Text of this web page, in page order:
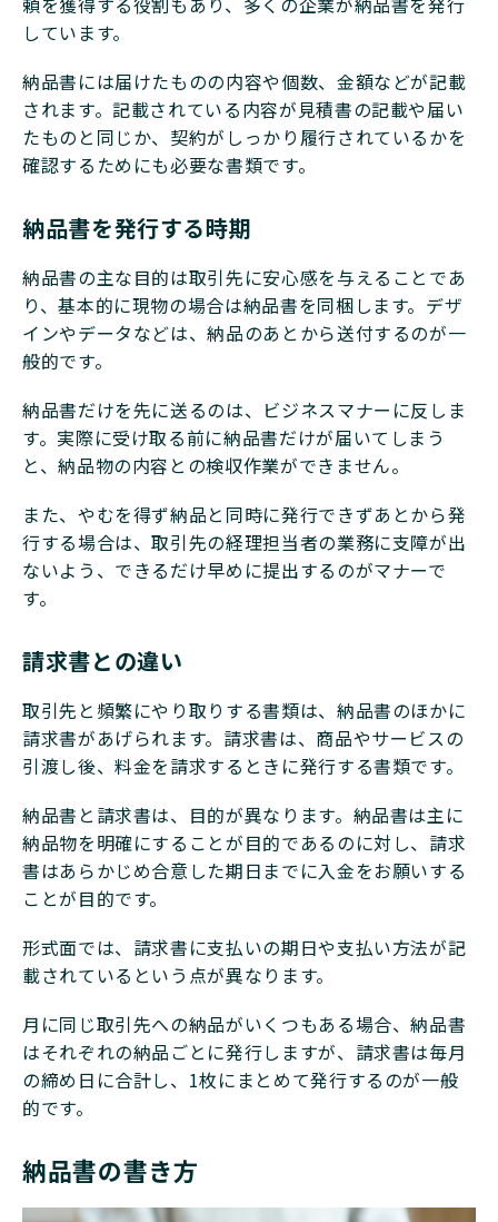
しています。
納品書には届けたものの内容や個数、金額などが記載
されます。記載されている内容が見積書の記載や届い
たものと同じか、契約がしっかり履行されているかを
確認するためにも必要な書類です。
納品書を発行する時期
納品書の主な目的は取引先に安心感を与えることであ
り、基本的に現物の場合は納品書を同梱します。デザ
インやデータなどは、納品のあとから送付するのが一
般的です。
納品書だけを先に送るのは、ビジネスマナーに反しま
す。実際に受け取る前に納品書だけが届いてしまう
と、納品物の内容との検収作業ができません。
また、やむを得ず納品と同時に発行できずあとから発
行する場合は、取引先の経理担当者の業務に支障が出
ないよう、できるだけ早めに提出するのがマナーで
す。
請求書との違い
取引先と頻繁にやり取りする書類は、納品書のほかに
請求書があげられます。請求書は、商品やサービスの
引渡し後、料金を請求するときに発行する書類です。
納品書と請求書は、目的が異なります。納品書は主に
納品物を明確にすることが目的であるのに対し、請求
書はあらかじめ合意した期日までに入金をお願いする
ことが目的です。
形式面では、請求書に支払いの期日や支払い方法が記
載されているという点が異なります。
月に同じ取引先への納品がいくつもある場合、納品書
はそれぞれの納品ごとに発行しますが、請求書は毎月
の締め日に合計し、1枚にまとめて発行するのが一般
的です。
納品書の書き方